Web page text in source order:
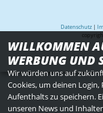
Datenschutz |
WILLKOMMEN
WERBUNG UND
Wir würden uns auf
Cookies, um deinen
Aufenthalts zu speichern.
unseren News und